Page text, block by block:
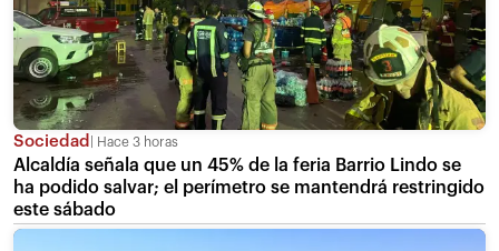
Sociedad Hace 3 horas
Alcaldía señala que un 45% de la feria Barrio Lindo se
ha podido salvar; el perímetro se mantendrá restringido
este sábado